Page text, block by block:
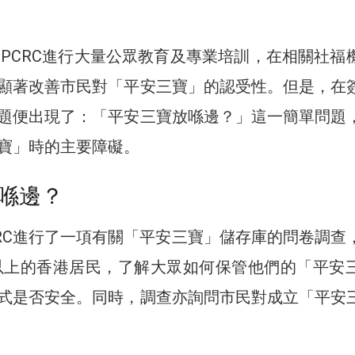
進行大量公眾教育及專業培訓，在相關社福
著改善市民對「平安三寶」的認受性。但是，在
便出現了：「平安三寶放喺邊？」這一簡單問題
」時的主要障礙。
邊？
進行了一項有關「平安三寶」儲存庫的問卷調查
的香港居民，了解大眾如何保管他們的「平安
是否安全。同時，調查亦詢問市民對成立「平安